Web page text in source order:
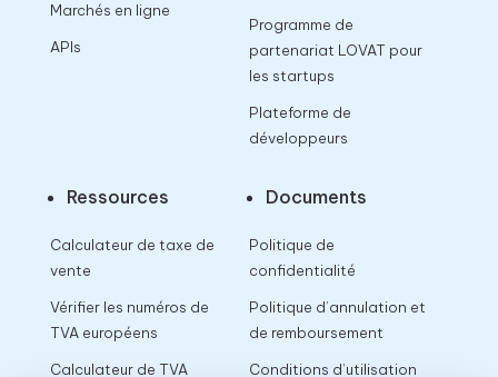
Marchés en ligne
APIs
Programme de
partenariat LOVAT pour
les startups
Plateforme de
développeurs
Ressources
Calculateur de taxe de
vente
Vérifier les numéros de
TVA européens
Calculateur de TVA
Documents
Politique de
confidentialité
Politique d’annulation et
de remboursement
Conditions d’utilisation